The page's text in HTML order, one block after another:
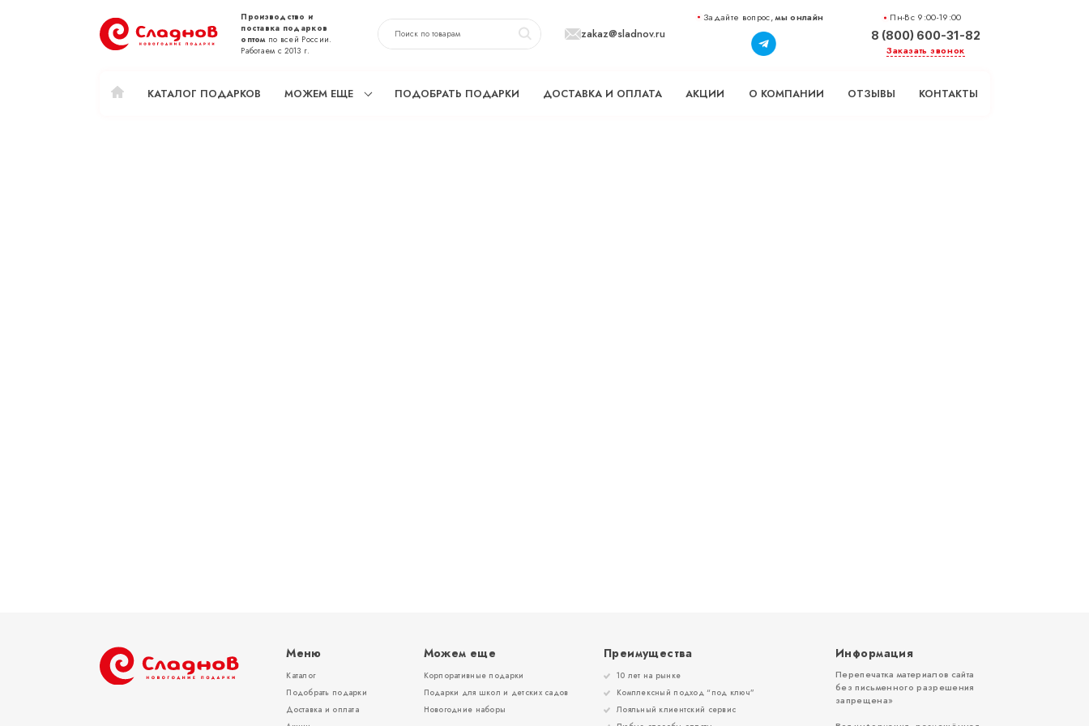
Производство и
поставка подарков
оптомпо всей России.
Работаем с 2013 г.
zakaz@sladnov.ru
Задайте вопрос,мы онлайн Пн-Вс 9:00-19:00
8 (800) 600-31-82
Заказать звонок
КАТАЛОГ ПОДАРКОВ МОЖЕМ ЕЩЕ ПОДОБРАТЬ ПОДАРКИ ДОСТАВКА И ОПЛАТА АКЦИИ О КОМПАНИИ ОТЗЫВЫ КОНТАКТЫ
Меню
Каталог
Подобрать подарки
Доставка и оплата
Можем еще
Корпоративные подарки
Подарки для школ и детских садов
Новогодние наборы
Преимущества
10 лет на рынке
Комплексный подход “под ключ”
Лояльный клиентский сервис
Информация
Перепечатка материалов сайта
без письменного разрешения
запрещена»